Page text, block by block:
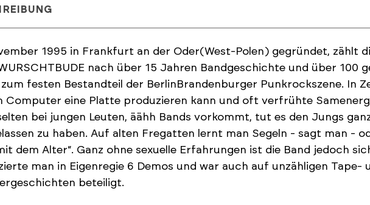
1995 in Frankfurt an der Oder(West-Polen) gegründet, zählt
nach über 15 Jahren Bandgeschichte und über 100
zum festen Bestandteil der BerlinBrandenburger Punkrockszene. In
Computer eine Platte produzieren kann und oft verfrühte
bei jungen Leuten, äähh Bands vorkommt, tut es den Jungs
zu haben. Auf alten Fregatten lernt man Segeln - sagt man -
dem Alter“. Ganz ohne sexuelle Erfahrungen ist die Band jedoch
man in Eigenregie 6 Demos und war auch auf unzähligen Tape-
beteiligt.